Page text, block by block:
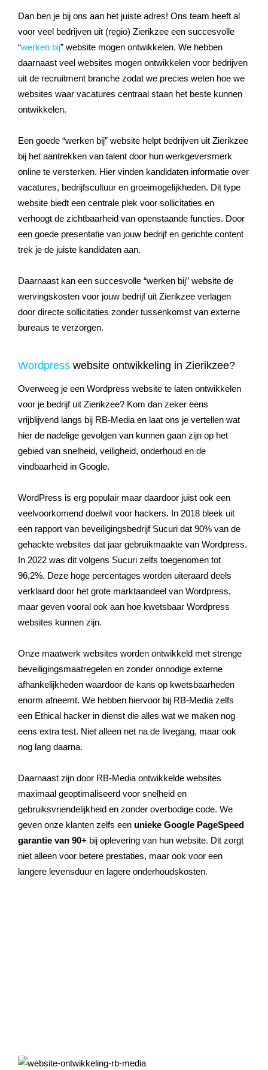
Dan ben je bij ons aan het juiste adres! Ons team heeft al
voor veel bedrijven uit (regio) Zierikzee een succesvolle
“werken bij” website mogen ontwikkelen. We hebben
daarnaast veel websites mogen ontwikkelen voor bedrijven
uit de recruitment branche zodat we precies weten hoe we
websites waar vacatures centraal staan het beste kunnen
ontwikkelen.
Een goede “werken bij” website helpt bedrijven uit Zierikzee
bij het aantrekken van talent door hun werkgeversmerk
online te versterken. Hier vinden kandidaten informatie over
vacatures, bedrijfscultuur en groeimogelijkheden. Dit type
website biedt een centrale plek voor sollicitaties en
verhoogt de zichtbaarheid van openstaande functies. Door
een goede presentatie van jouw bedrijf en gerichte content
trek je de juiste kandidaten aan.
Daarnaast kan een succesvolle “werken bij” website de
wervingskosten voor jouw bedrijf uit Zierikzee verlagen
door directe sollicitaties zonder tussenkomst van externe
bureaus te verzorgen.
Wordpress website ontwikkeling in Zierikzee?
Overweeg je een Wordpress website te laten ontwikkelen
voor je bedrijf uit Zierikzee? Kom dan zeker eens
vrijblijvend langs bij RB-Media en laat ons je vertellen wat
hier de nadelige gevolgen van kunnen gaan zijn op het
gebied van snelheid, veiligheid, onderhoud en de
vindbaarheid in Google.
WordPress is erg populair maar daardoor juist ook een
veelvoorkomend doelwit voor hackers. In 2018 bleek uit
een rapport van beveiligingsbedrijf Sucuri dat 90% van de
gehackte websites dat jaar gebruikmaakte van Wordpress.
In 2022 was dit volgens Sucuri zelfs toegenomen tot
96,2%. Deze hoge percentages worden uiteraard deels
verklaard door het grote marktaandeel van Wordpress,
maar geven vooral ook aan hoe kwetsbaar Wordpress
websites kunnen zijn.
Onze maatwerk websites worden ontwikkeld met strenge
beveiligingsmaatregelen en zonder onnodige externe
afhankelijkheden waardoor de kans op kwetsbaarheden
enorm afneemt. We hebben hiervoor bij RB-Media zelfs
een Ethical hacker in dienst die alles wat we maken nog
eens extra test. Niet alleen net na de livegang, maar ook
nog lang daarna.
Daarnaast zijn door RB-Media ontwikkelde websites
maximaal geoptimaliseerd voor snelheid en
gebruiksvriendelijkheid en zonder overbodige code. We
geven onze klanten zelfs een unieke Google PageSpeed
garantie van 90+ bij oplevering van hun website. Dit zorgt
niet alleen voor betere prestaties, maar ook voor een
langere levensduur en lagere onderhoudskosten.